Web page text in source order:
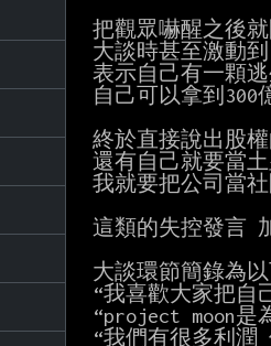
把觀眾嚇醒之後
大談時甚至激動
表示自己有一顆
自己可以拿到300
終於直接說出股
還有自己就要當
我就要把公司當
這類的失控發言
大談環節簡錄為
“我喜歡大家把自
“project moon是
“我們有很多利潤